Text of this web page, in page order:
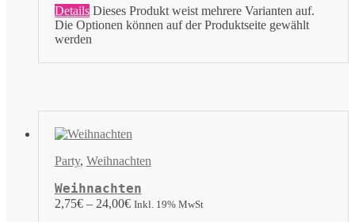
Details Dieses Produkt weist mehrere Varianten auf.
Die Optionen können auf der Produktseite gewählt
werden
Party, Weihnachten
Weihnachten
2,75€– 24,00€ Inkl. 19% MwSt